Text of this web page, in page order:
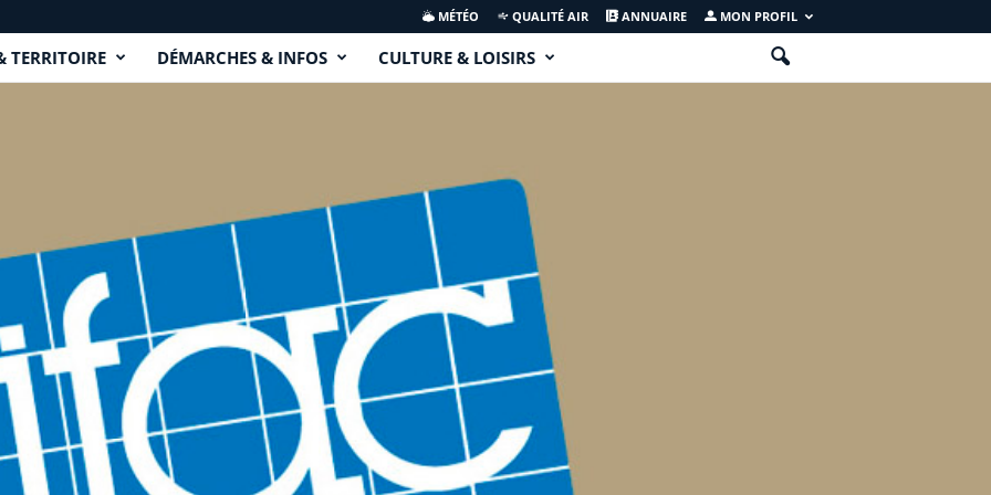
MÉTÉO QUALITÉ AIR ANNUAIRE MON PROFIL
TERRITOIRE DÉMARCHES & INFOS CULTURE & LOISIRS